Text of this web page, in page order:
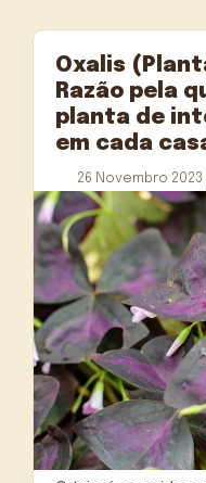
Oxalis
Razão pela
planta de
em cada
26 Novembro 2023